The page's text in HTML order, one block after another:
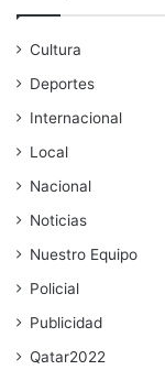
Cultura
Deportes
Internacional
Local
Nacional
Noticias
Nuestro Equipo
Policial
Publicidad
Qatar2022